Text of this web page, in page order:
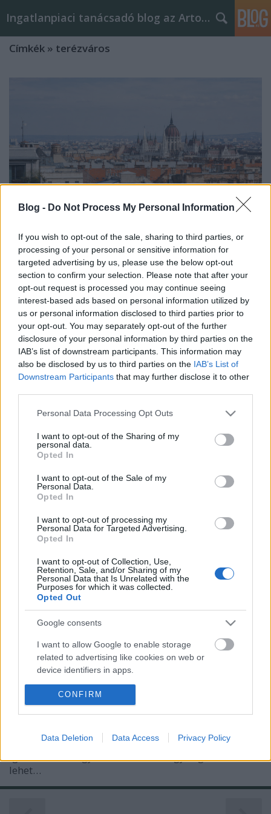
Blog - Do Not Process My Personal Information
If you wish to opt-out of the sale, sharing to third parties, or
processing of your personal or sensitive information for
targeted advertising by us, please use the below opt-out
section to confirm your selection. Please note that after your
opt-out request is processed you may continue seeing
interest-based ads based on personal information utilized by
us or personal information disclosed to third parties prior to
your opt-out. You may separately opt-out of the further
disclosure of your personal information by third parties on the
IAB’s list of downstream participants. This information may
also be disclosed by us to third parties on the IAB’s List of
Downstream Participants that may further disclose it to other
Please note that this website/app uses one or more Google
not limited to your visit or usage behaviour. You may click to
grant or deny consent to Google and its third-party tags to
use your data for below specified purposes in below Google
consent section.
Personal Data Processing Opt Outs
I want to opt-out of the Sharing of my
personal data.
Opted In
I want to opt-out of the Sale of my
Personal Data.
Opted In
I want to opt-out of processing my
Personal Data for Targeted Advertising.
Opted In
I want to opt-out of Collection, Use,
Retention, Sale, and/or Sharing of my
Personal Data that Is Unrelated with the
Purposes for which it was collected.
Opted Out
Google consents
I want to allow Google to enable storage
related to advertising like cookies on web or
device identifiers in apps.
I want to allow my user data to be sent to
Google for online advertising purposes.
I want to allow Google to send me
personalized advertising.
CONFIRM
Data Deletion Data Access Privacy Policy
Ingatlanpiaci tanácsadó blog az Arton Home-tól
Címkék » terézváros
Nagy belvárosi Airbnb összefoglaló -
hova tovább?
Szűcs Attila Ingatlanszakértő•2026. június 18.
Az elmúlt években a belvárosi lakáspiac egyik
legfontosabb mozgatója a rövid távú kiadás volt.
Lehetett szeretni vagy utálni, de ingatlanpiaci
szempontból nem lehetett figyelmen kívül hagyni.
Az első madarak a kerületi AirBnB
szabályozásról megérkeztek!
Szűcs Attila Ingatlanszakértő•2021. március 29.
Még nem aktív, de már abba az irányba mozog a
terézvárosi önkormányzat által készített előírás a
rövid távú lakáskiadás megfelelő szabályozására
vonatkozóan. Összeszedtem, mire is gondoltak, és
leírom a véleményem is. Mielőtt bárki kérdezné:
igen, tudom hogy az AirBnB csak egy cég, ahol
lehet…